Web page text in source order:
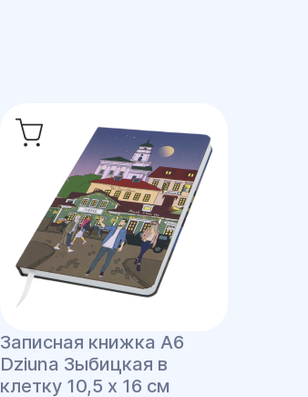
Записная книжка A6
Dziuna Зыбицкая в
клетку 10,5 x 16 см